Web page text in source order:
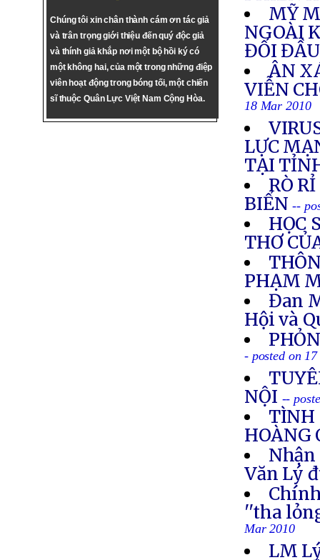
Chúng tôi xin chân thành cám ơn tác giả
và trân trọng giới thiệu đến quý độc giả
và thính giả khắp nơi một bộ hồi ký có
một không hai, của một trong những điệp
viên hoạt động trong bóng tối, một chiến
sĩ thuộc Quân Lực Việt Nam Cộng Hòa.
MỸ
NGOÀI
ĐỐI
ÂN
VIỄN
18 Mar 2010
LỰC
TẠI
RÒ
BIỂN --
HỌC
THƠ
PHẠM
Đan
Hội và
- posted on
NỘI --
TÌNH
HOÀNG
Nhận
Văn Lý
''tha
Mar 2010
LM